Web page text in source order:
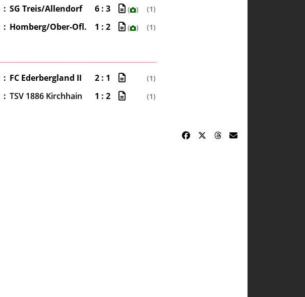
: SG Treis/Allendorf 6 : 3 ( ) (1)
: Homberg/Ober-Ofl. 1 : 2 ( ) (1)
: FC Ederbergland II 2 : 1 (1)
: TSV 1886 Kirchhain 1 : 2 (1)